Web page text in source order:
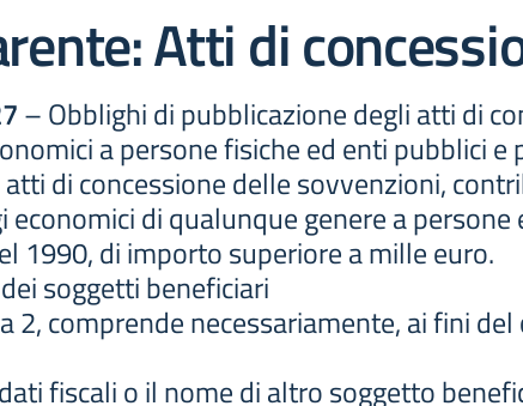
Atti di
– Obblighi di pubblicazione degli atti di
a persone fisiche ed enti pubblici e
di concessione delle sovvenzioni,
di qualunque genere a
1990, di importo superiore a mille euro.
soggetti beneficiari
2, comprende necessariamente, ai fini
fiscali o il nome di altro soggetto